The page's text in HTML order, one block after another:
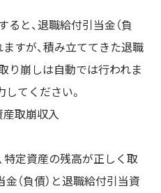
と、退職給付引当金（負
すが、積み立ててきた退職
り崩しは自動では行われま
てください。
取崩収入
特定資産の残高が正しく取
（負債）と退職給付引当資